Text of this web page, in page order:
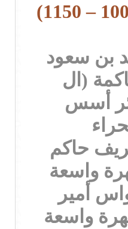
الجيل الأول (1000 – 1150)
بن سعود
(ال
أسس
حاكم
واسعة
أمير
واسعة